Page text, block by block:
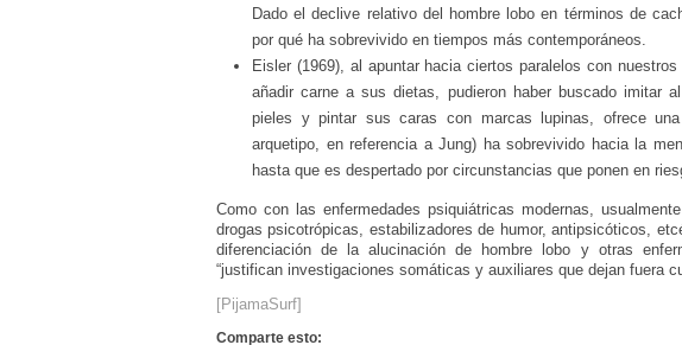
Dado el declive relativo del hombre lobo en términos de
por qué ha sobrevivido en tiempos más contemporáneos.
Eisler (1969), al apuntar hacia ciertos paralelos con
añadir carne a sus dietas, pudieron haber buscado imitar
pieles y pintar sus caras con marcas lupinas, ofrece
arquetipo, en referencia a Jung) ha sobrevivido hacia la
hasta que es despertado por circunstancias que ponen en
Como con las enfermedades psiquiátricas modernas,
drogas psicotrópicas, estabilizadores de humor, antipsicóticos,
diferenciación de la alucinación de hombre lobo y otras
“justifican investigaciones somáticas y auxiliares que dejan fuera
[PijamaSurf]
Comparte esto: